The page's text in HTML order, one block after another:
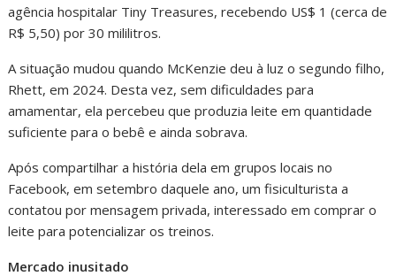
agência hospitalar Tiny Treasures, recebendo US$ 1 (cerca de
R$ 5,50) por 30 mililitros.
A situação mudou quando McKenzie deu à luz o segundo filho,
Rhett, em 2024. Desta vez, sem dificuldades para
amamentar, ela percebeu que produzia leite em quantidade
suficiente para o bebê e ainda sobrava.
Após compartilhar a história dela em grupos locais no
Facebook, em setembro daquele ano, um fisiculturista a
contatou por mensagem privada, interessado em comprar o
leite para potencializar os treinos.
Mercado inusitado